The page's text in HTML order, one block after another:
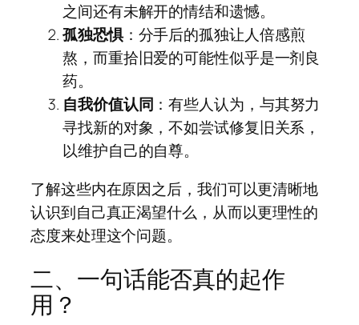
之间还有未解开的情结和遗憾。
孤独恐惧：分手后的孤独让人倍感煎
熬，而重拾旧爱的可能性似乎是一剂良
药。
自我价值认同 ：有些人认为，与其努力
寻找新的对象，不如尝试修复旧关系，
以维护自己的自尊。
了解这些内在原因之后，我们可以更清晰地
认识到自己真正渴望什么，从而以更理性的
态度来处理这个问题。
二、一句话能否真的起作
用？